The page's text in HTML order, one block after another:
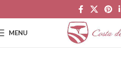
MENU